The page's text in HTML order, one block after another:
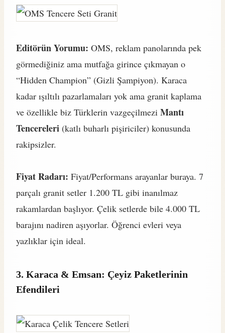
Editörün Yorumu: OMS, reklam panolarında pek
görmediğiniz ama mutfağa girince çıkmayan o
“Hidden Champion” (Gizli Şampiyon). Karaca
kadar ışıltılı pazarlamaları yok ama granit kaplama
ve özellikle biz Türklerin vazgeçilmezi Mantı
Tencereleri (katlı buharlı pişiriciler) konusunda
rakipsizler.
Fiyat Radarı: Fiyat/Performans arayanlar buraya. 7
parçalı granit setler 1.200 TL gibi inanılmaz
rakamlardan başlıyor. Çelik setlerde bile 4.000 TL
barajını nadiren aşıyorlar. Öğrenci evleri veya
yazlıklar için ideal.
3. Karaca & Emsan: Çeyiz Paketlerinin
Efendileri